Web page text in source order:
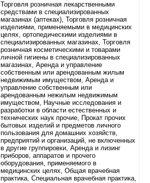
Торговля розничная лекарственными
средствами в специализированных
магазинах (аптеках), Торговля розничная
изделиями, применяемыми в медицинских
целях, ортопедическими изделиями в
специализированных магазинах, Торговля
розничная косметическими и товарами
личной гигиены в специализированных
магазинах, Аренда и управление
собственным или арендованным жилым
недвижимым имуществом, Аренда и
управление собственным или
арендованным нежилым недвижимым
имуществом, Научные исследования и
разработки в области естественных и
технических наук прочие, Прокат прочих
бытовых изделий и предметов личного
пользования для домашних хозяйств,
предприятий и организаций, не включенных
в другие группировки, Аренда и лизинг
приборов, аппаратов и прочего
оборудования, применяемого в
медицинских целях, Общая врачебная
практика, Специальная врачебная практика,